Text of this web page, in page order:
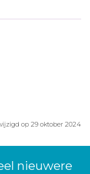
op 29 oktober 2024
nieuwere